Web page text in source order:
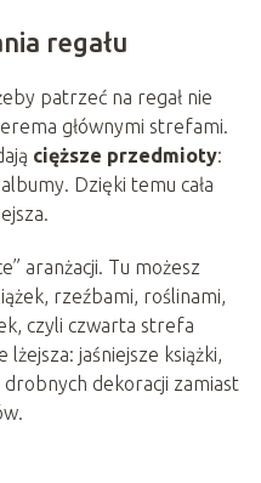
regału
patrzeć na regał nie
głównymi strefami.
cięższe przedmioty:
Dzięki temu cała
aranżacji. Tu możesz
rzeźbami, roślinami,
czyli czwarta strefa
jaśniejsze książki,
drobnych dekoracji zamiast